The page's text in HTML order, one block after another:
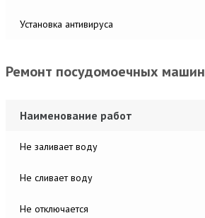
Установка антивируса
Ремонт посудомоечных машин
Наименование работ
Не заливает воду
Не сливает воду
Не отключается